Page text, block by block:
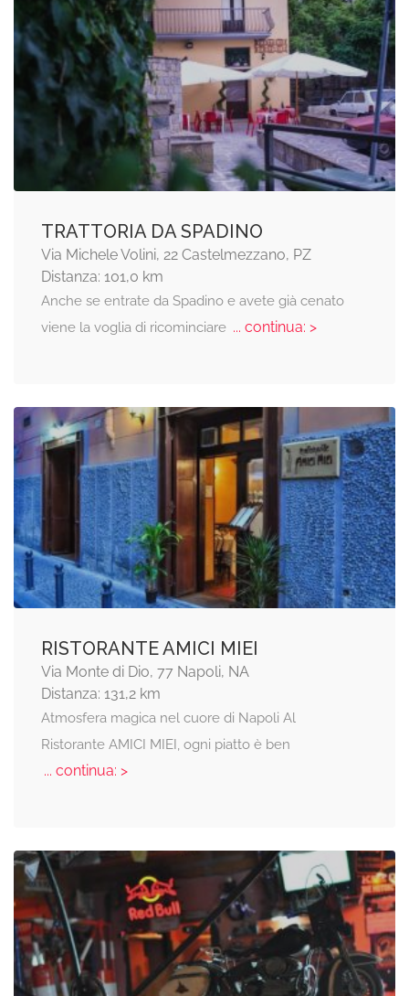
TRATTORIA DA SPADINO
Via Michele Volini, 22 Castelmezzano, PZ
Distanza: 101,0 km
Anche se entrate da Spadino e avete già cenato
viene la voglia di ricominciare... continua: >
RISTORANTE AMICI MIEI
Via Monte di Dio, 77 Napoli, NA
Distanza: 131,2 km
Atmosfera magica nel cuore di Napoli Al
Ristorante AMICI MIEI, ogni piatto è ben
... continua: >